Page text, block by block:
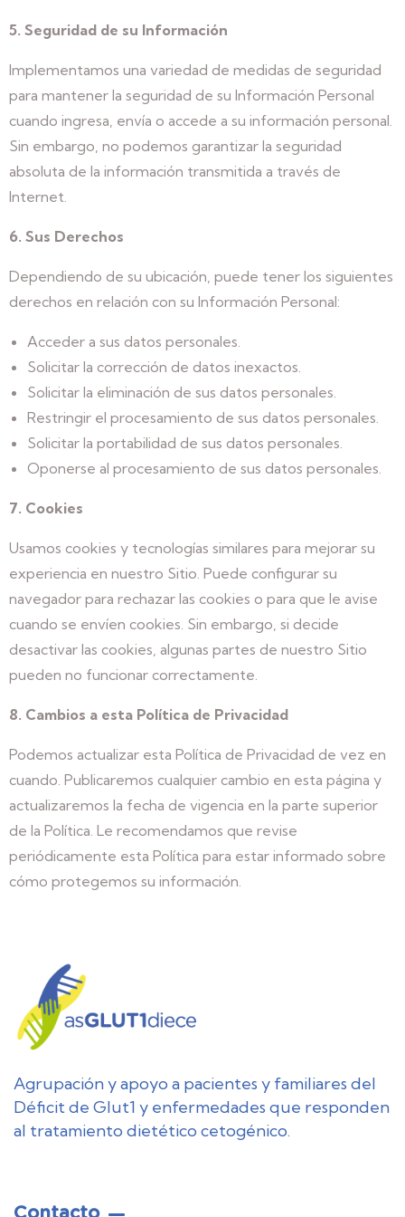
5. Seguridad de su Información
Implementamos una variedad de medidas de seguridad
para mantener la seguridad de su Información Personal
cuando ingresa, envía o accede a su información personal.
Sin embargo, no podemos garantizar la seguridad
absoluta de la información transmitida a través de
Internet.
6. Sus Derechos
Dependiendo de su ubicación, puede tener los siguientes
derechos en relación con su Información Personal:
Acceder a sus datos personales.
Solicitar la corrección de datos inexactos.
Solicitar la eliminación de sus datos personales.
Restringir el procesamiento de sus datos personales.
Solicitar la portabilidad de sus datos personales.
Oponerse al procesamiento de sus datos personales.
7. Cookies
Usamos cookies y tecnologías similares para mejorar su
experiencia en nuestro Sitio. Puede configurar su
navegador para rechazar las cookies o para que le avise
cuando se envíen cookies. Sin embargo, si decide
desactivar las cookies, algunas partes de nuestro Sitio
pueden no funcionar correctamente.
8. Cambios a esta Política de Privacidad
Podemos actualizar esta Política de Privacidad de vez en
cuando. Publicaremos cualquier cambio en esta página y
actualizaremos la fecha de vigencia en la parte superior
de la Política. Le recomendamos que revise
periódicamente esta Política para estar informado sobre
cómo protegemos su información.
Agrupación y apoyo a pacientes y familiares del
Déficit de Glut1 y enfermedades que responden
al tratamiento dietético cetogénico.
Contacto